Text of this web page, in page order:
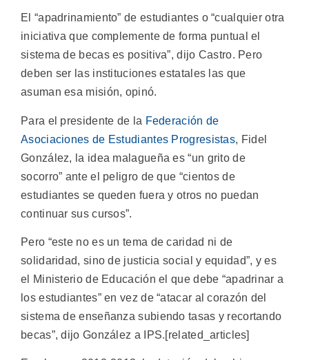
El “apadrinamiento” de estudiantes o “cualquier otra
iniciativa que complemente de forma puntual el
sistema de becas es positiva”, dijo Castro. Pero
deben ser las instituciones estatales las que
asuman esa misión, opinó.
Para el presidente de la Federación de
Asociaciones de Estudiantes Progresistas, Fidel
González, la idea malagueña es “un grito de
socorro” ante el peligro de que “cientos de
estudiantes se queden fuera y otros no puedan
continuar sus cursos”.
Pero “este no es un tema de caridad ni de
solidaridad, sino de justicia social y equidad”, y es
el Ministerio de Educación el que debe “apadrinar a
los estudiantes” en vez de “atacar al corazón del
sistema de enseñanza subiendo tasas y recortando
becas”, dijo González a IPS.[related_articles]